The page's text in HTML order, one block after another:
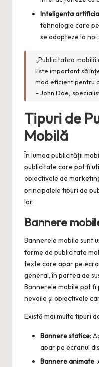
Inteligenta
tehnologie care
se adapteze la noi
„Publicitatea
Este important să
mod eficient pentru
– John Doe,
Tipuri de
Mobilă
În lumea publicității
publicitate care pot fi
obiectivele de
principalele tipuri de
lor.
Bannere
Bannerele mobile sunt
forme de publicitate
texte care apar pe
general, în partea de
Bannerele mobile pot
nevoile și obiectivele
Există mai multe tipuri
Bannere statice:
apar pe ecranul
Bannere animate: